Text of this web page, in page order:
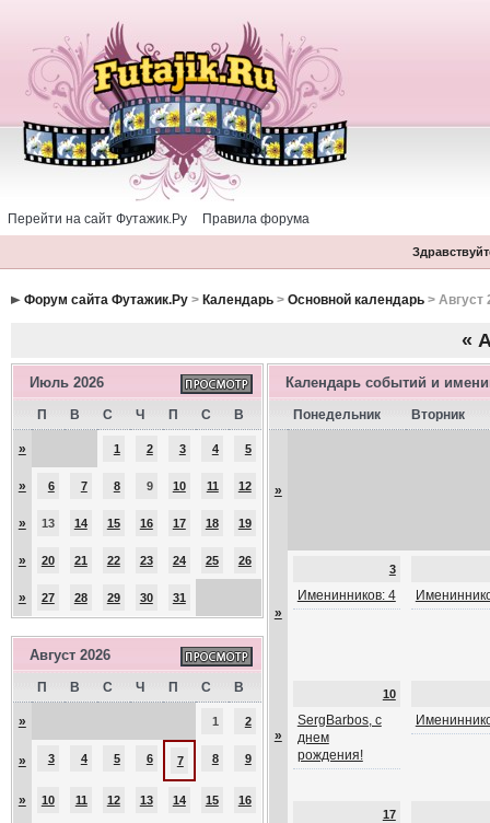
Перейти на сайт Футажик.Ру Правила форума
Форум сайта Футажик.Ру> Календарь> Основной календарь> Август
«
Июль 2026
П В С Ч П С В
» 1 2 3 4 5
» 6 7 8 9 10 11 12
» 13 14 15 16 17 18 19
» 20 21 22 23 24 25 26
» 27 28 29 30 31
Август 2026
П В С Ч П С В
» 1 2
» 3 4 5 6 7 8 9
» 10 11 12 13 14 15 16
Календарь событий и
Понедельник Вторник
»
»
3
Именинников: 4
»
10
SergBarbos, с
днем
рождения!
17